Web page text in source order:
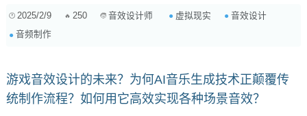
视觉上的体验，更是听觉的盛宴。在一种完全沉浸的体验中，音效设计师面
临着巨大的挑战：如何将这些声音重新构建，创造出一个让用户切身感受到
2025/2/9 250 音效设计师 虚拟现实
音效设计
音频制作
游戏音效设计的未来？为何AI音乐生成技术正颠覆传
统制作流程？如何用它高效实现各种场景音效？